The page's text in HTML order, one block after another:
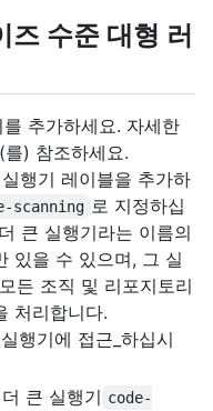
수준 대형 러
추가하세요. 자세한
를) 참조하세요.
행기 레이블을 추가하
scanning 로 지정하십
큰 실행기라는 이름의
있을 수 있으며, 그 실
든 조직 및 리포지토리
처리합니다.
행기에 접근_하십시
큰 실행기 code-